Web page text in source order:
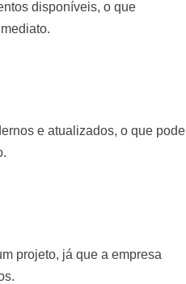
disponíveis, o que
e atualizados, o que pode
projeto, já que a empresa